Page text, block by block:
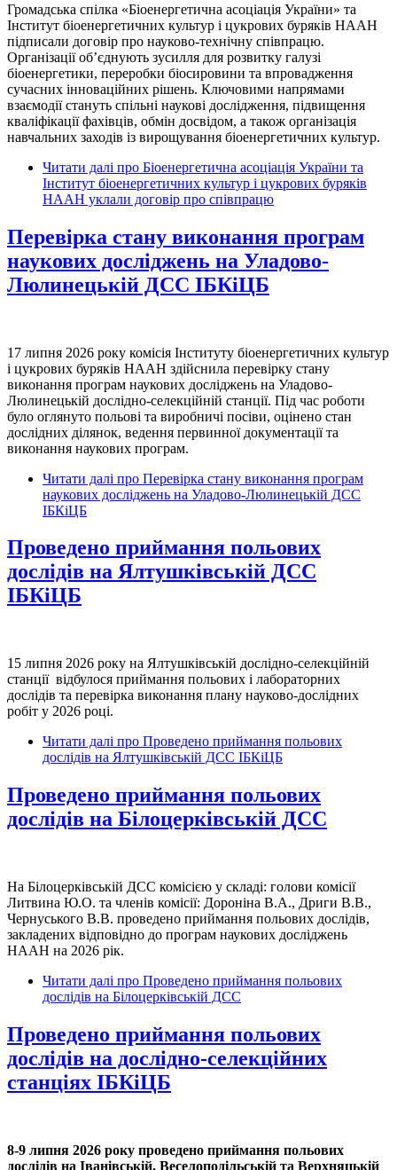
Громадська спілка «Біоенергетична асоціація України» та
Інститут біоенергетичних культур і цукрових буряків НААН
підписали договір про науково-технічну співпрацю.
Організації об’єднують зусилля для розвитку галузі
біоенергетики, переробки біосировини та впровадження
сучасних інноваційних рішень. Ключовими напрямами
взаємодії стануть спільні наукові дослідження, підвищення
кваліфікації фахівців, обмін досвідом, а також організація
навчальних заходів із вирощування біоенергетичних культур.
Читати далі про Біоенергетична асоціація України та
Інститут біоенергетичних культур і цукрових буряків
НААН уклали договір про співпрацю
Перевірка стану виконання програм
наукових досліджень на Уладово-
Люлинецькій ДСС ІБКіЦБ
17 липня 2026 року комісія Інституту біоенергетичних культур
і цукрових буряків НААН здійснила перевірку стану
виконання програм наукових досліджень на Уладово-
Люлинецькій дослідно-селекційній станції. Під час роботи
було оглянуто польові та виробничі посіви, оцінено стан
дослідних ділянок, ведення первинної документації та
виконання наукових програм.
Читати далі про Перевірка стану виконання програм
наукових досліджень на Уладово-Люлинецькій ДСС
ІБКіЦБ
Проведено приймання польових
дослідів на Ялтушківській ДСС
ІБКіЦБ
15 липня 2026 року на Ялтушківській дослідно-селекційній
станції відбулося приймання польових і лабораторних
дослідів та перевірка виконання плану науково-дослідних
робіт у 2026 році.
Читати далі про Проведено приймання польових
дослідів на Ялтушківській ДСС ІБКіЦБ
Проведено приймання польових
дослідів на Білоцерківській ДСС
На Білоцерківській ДСС комісією у складі: голови комісії
Литвина Ю.О. та членів комісії: Дороніна В.А., Дриги В.В.,
Чернуського В.В. проведено приймання польових дослідів,
закладених відповідно до програм наукових досліджень
НААН на 2026 рік.
Читати далі про Проведено приймання польових
дослідів на Білоцерківській ДСС
Проведено приймання польових
дослідів на дослідно-селекційних
станціях ІБКіЦБ
8-9 липня 2026 року проведено приймання польових
дослідів на Іванівській, Веселоподільській та Верхняцькій